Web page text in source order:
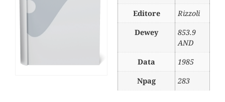
Editore
Rizzoli
Dewey
853.9
AND
Data
1985
Npag
283